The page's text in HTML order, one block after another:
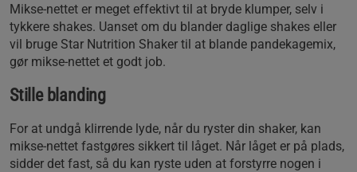
Mikse-nettet er meget effektivt til at bryde klumper, selv i
tykkere shakes. Uanset om du blander daglige shakes eller
vil bruge Star Nutrition Shaker til at blande pandekagemix,
gør mikse-nettet et godt job.
Stille blanding
For at undgå klirrende lyde, når du ryster din shaker, kan
mikse-nettet fastgøres sikkert til låget. Når låget er på plads,
sidder det fast, så du kan ryste uden at forstyrre nogen i